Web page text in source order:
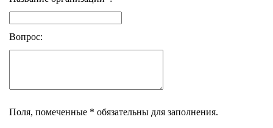
Вопрос:
Поля, помеченные * обязательны для заполнения.